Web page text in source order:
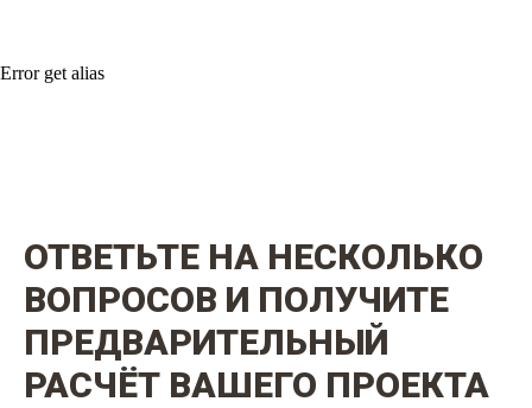
Error get alias
ОТВЕТЬТЕ НА НЕСКОЛЬКО
ВОПРОСОВ И ПОЛУЧИТЕ
ПРЕДВАРИТЕЛЬНЫЙ
РАСЧЁТ ВАШЕГО ПРОЕКТА